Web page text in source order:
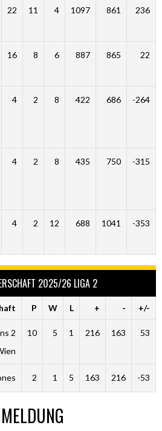
22 11 4 1097 861 236
16 8 6 887 865 22
4 2 8 422 686 -264
4 2 8 435 750 -315
4 2 12 688 1041 -353
2025/26 LIGA 2
P W L + - +/-
2
10 5 1 216 163 53
2 1 5 163 216 -53